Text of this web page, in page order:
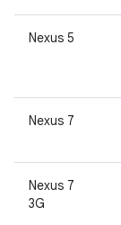
Nexus 5
Nexus 7
Nexus 7
3G